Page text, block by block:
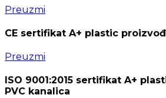
Preuzmi
CE sertifikat A+ plastic
Preuzmi
ISO 9001:2015 sertifikat A+
PVC kanalica